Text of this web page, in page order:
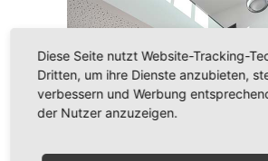
Diese Seite nutzt Website-Tracking-
Dritten, um ihre Dienste anzubieten,
verbessern und Werbung
der Nutzer anzuzeigen.